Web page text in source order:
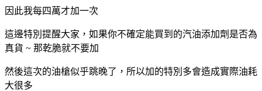
因此我每四萬才加一次
這邊特別提醒大家，如果你不確定能買到的汽油添加劑是否為
真貨 ~ 那乾脆就不要加
然後這次的油槍似乎跳晚了，所以加的特別多會造成實際油耗
大很多